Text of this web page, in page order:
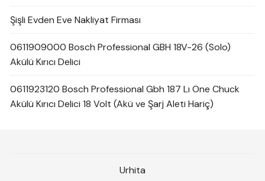
Şişli Evden Eve Nakliyat Firması
0611909000 Bosch Professional GBH 18V-26 (Solo)
Akülü Kırıcı Delici
0611923120 Bosch Professional Gbh 187 Lı One Chuck
Akülü Kırıcı Delici 18 Volt (Akü ve Şarj Aleti Hariç)
Urhita